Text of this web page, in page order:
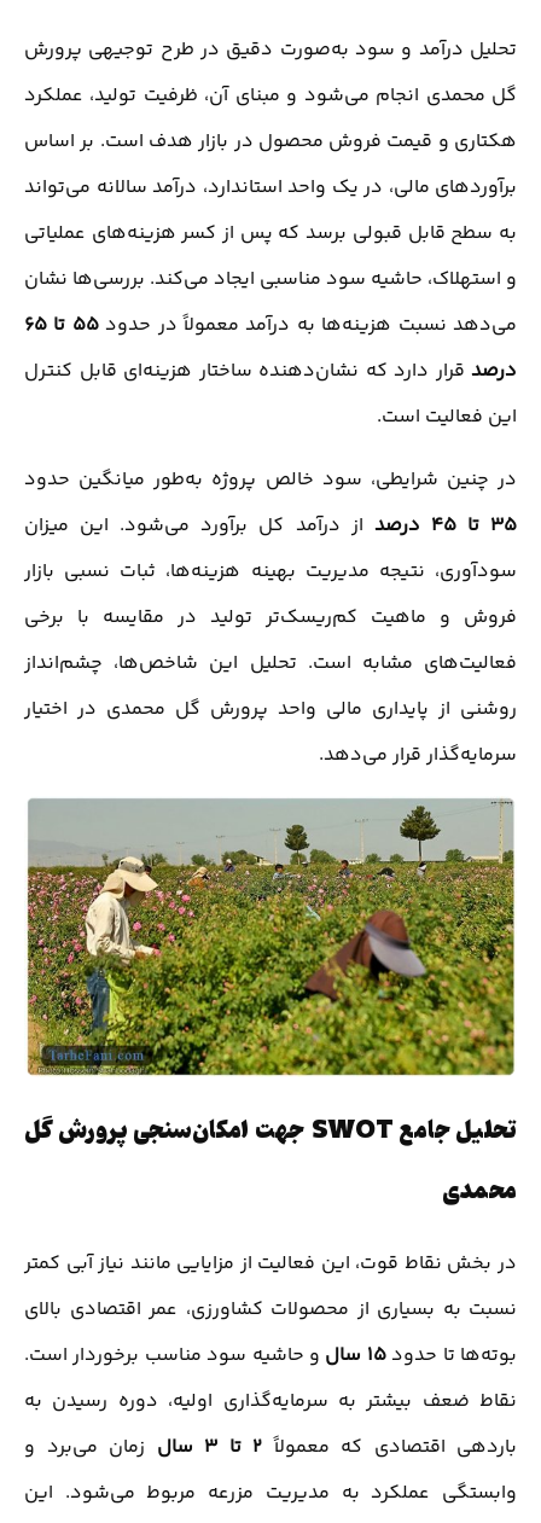
تحلیل درآمد و سود به‌صورت دقیق در طرح توجیهی پرورش
گل محمدی انجام می‌شود و مبنای آن، ظرفیت تولید، عملکرد
هکتاری و قیمت فروش محصول در بازار هدف است. بر اساس
برآوردهای مالی، در یک واحد استاندارد، درآمد سالانه می‌تواند
به سطح قابل قبولی برسد که پس از کسر هزینه‌های عملیاتی
و استهلاک، حاشیه سود مناسبی ایجاد می‌کند. بررسی‌ها نشان
می‌دهد نسبت هزینه‌ها به درآمد معمولاً در حدود
۵۵ تا ۶۵
درصد قرار دارد که نشان‌دهنده ساختار هزینه‌ای قابل کنترل
این فعالیت است.
در چنین شرایطی، سود خالص پروژه به‌طور میانگین حدود
۳۵ تا ۴۵ درصد
از درآمد کل برآورد می‌شود. این میزان
سودآوری، نتیجه مدیریت بهینه هزینه‌ها، ثبات نسبی بازار
فروش و ماهیت کم‌ریسک‌تر تولید در مقایسه با برخی
فعالیت‌های مشابه است. تحلیل این شاخص‌ها، چشم‌انداز
روشنی از پایداری مالی واحد پرورش گل محمدی در اختیار
سرمایه‌گذار قرار می‌دهد.
تحلیل جامع SWOT جهت امکان‌سنجی پرورش گل
محمدی
در بخش نقاط قوت، این فعالیت از مزایایی مانند نیاز آبی کمتر
نسبت به بسیاری از محصولات کشاورزی، عمر اقتصادی بالای
بوته‌ها تا حدود۱۵ سال
و حاشیه سود مناسب برخوردار است.
نقاط ضعف بیشتر به سرمایه‌گذاری اولیه، دوره رسیدن به
باردهی اقتصادی که معمولاً ۲ تا ۳ سال
زمان می‌برد و
وابستگی عملکرد به مدیریت مزرعه مربوط می‌شود. این